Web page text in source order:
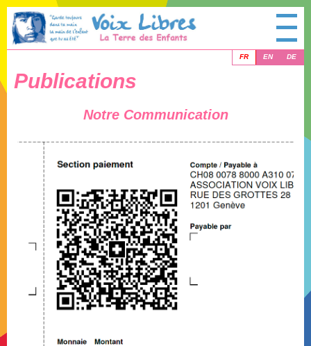
FR EN DE
Publications
Notre Communication